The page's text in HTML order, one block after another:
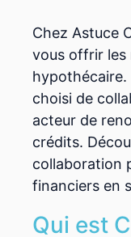
Chez Astuce
vous offrir les
hypothécaire.
choisi de
acteur de
crédits.
collaboration
financiers en
Qui est